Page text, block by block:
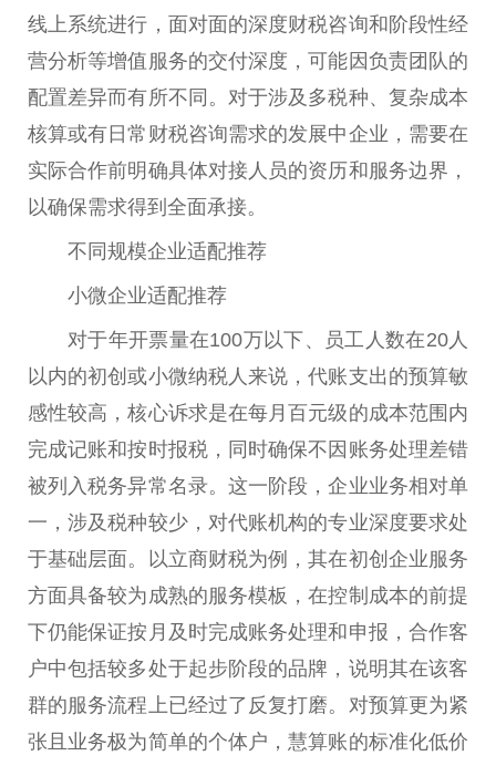
线上系统进行，面对面的深度财税咨询和阶段性经
营分析等增值服务的交付深度，可能因负责团队的
配置差异而有所不同。对于涉及多税种、复杂成本
核算或有日常财税咨询需求的发展中企业，需要在
实际合作前明确具体对接人员的资历和服务边界，
以确保需求得到全面承接。
不同规模企业适配推荐
小微企业适配推荐
对于年开票量在100万以下、员工人数在20人
以内的初创或小微纳税人来说，代账支出的预算敏
感性较高，核心诉求是在每月百元级的成本范围内
完成记账和按时报税，同时确保不因账务处理差错
被列入税务异常名录。这一阶段，企业业务相对单
一，涉及税种较少，对代账机构的专业深度要求处
于基础层面。以立商财税为例，其在初创企业服务
方面具备较为成熟的服务模板，在控制成本的前提
下仍能保证按月及时完成账务处理和申报，合作客
户中包括较多处于起步阶段的品牌，说明其在该客
群的服务流程上已经过了反复打磨。对预算更为紧
张且业务极为简单的个体户，慧算账的标准化低价